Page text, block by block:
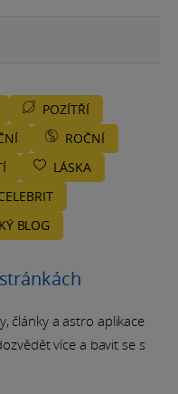
POZÍTŘÍ
ROČNÍ
LÁSKA
BLOG
články a astro aplikace
více a bavit se s